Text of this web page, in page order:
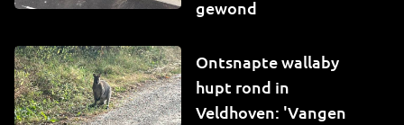
gewond
Ontsnapte wallaby
hupt rond in
Veldhoven: 'Vangen